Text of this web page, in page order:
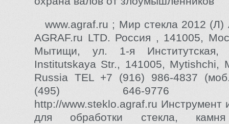
www.agraf.ru ; Мир стекла 2012
AGRAF.ru LTD. Россия , 141005,
Мытищи, ул. 1-я
Institutskaya Str., 141005, Mytishchi,
Russia TEL +7 (916) 986-4837
(495) 646-9776
http://www.steklo.agraf.ru Инструмент
для обработки стекла,